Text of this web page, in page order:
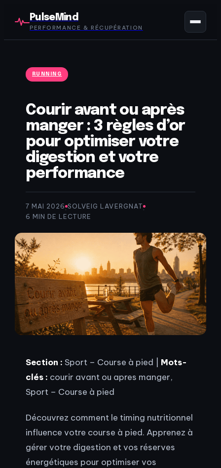
PulseMind
PERFORMANCE & RÉCUPÉRATION
RUNNING
Courir avant ou après
manger : 3 règles d’or
pour optimiser votre
digestion et votre
performance
7 MAI 2026·SOLVEIG LAVERGNAT·
6 MIN DE LECTURE
Section : Sport – Course à pied | Mots-
clés : courir avant ou apres manger,
Sport – Course à pied
Découvrez comment le timing nutritionnel
influence votre course à pied. Apprenez à
gérer votre digestion et vos réserves
énergétiques pour optimiser vos